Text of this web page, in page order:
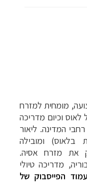
מומחית למזרח
וכיום מדריכה
המדינה. ליאור
ומובילה
את מזרח אסיה.
מדריכה טיולי
הפייסבוק של